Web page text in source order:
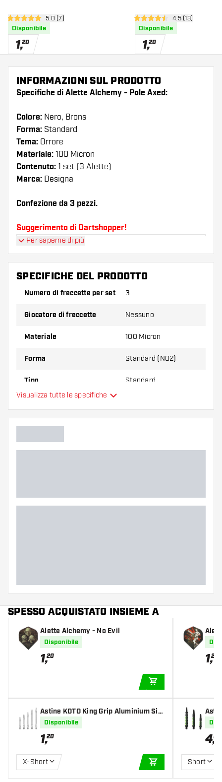
apri pannello recensioni
5 stelle di valutazione
5.0 (7)
Disponibile
1,20
apri pannello
4.5 stelle di valutazione
4.5 (13)
Disponibile
1,20
INFORMAZIONI SUL PRODOTTO
Specifiche di Alette Alchemy - Pole Axed:
Colore: Nero, Brons
Forma: Standard
Tema: Orrore
Materiale: 100 Micron
Contenuto: 1 set (3 Alette)
Marca: Designa
Confezione da 3 pezzi.
Suggerimento di Dartshopper!
numero di alette e di astine. Questi possono
danneggiarsi o rompersi con l'uso.
spessore diverso di alette per scoprire quale
Per saperne di più
SPECIFICHE DEL PRODOTTO
Numero di freccette per set 3
Giocatore di freccette Nessuno
Materiale 100 Micron
Forma Standard (NO2)
Tipo Standard
Colori aggiuntivi
Visualizza tutte le specifiche
SPESSO ACQUISTATO INSIEME A
Alette Alchemy - No Evil
Disponibile
1,20
Astine KOTO King Grip Aluminium Silv
er
Disponibile
1,20
X-Short
AGGIUNGI AL
1,20
4,20
Short